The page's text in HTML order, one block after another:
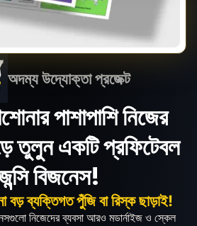
অদম্য উদ্যোক্তা প্রজেক্ট
পাশাপাশি নিজের
তুলুন একটি প্রফিটেবল
বিজনেস!
ব্যক্তিগত পুঁজি বা রিস্ক ছাড়াই!
নিজেদের ব্যবসা আরও মডার্নাইজ ও স্কেল